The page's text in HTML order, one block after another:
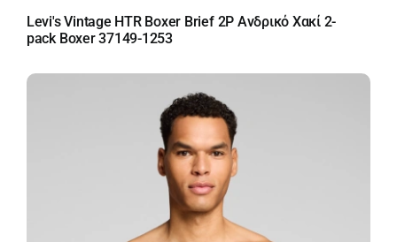
Levi's Vintage HTR Boxer Brief 2P Ανδρικό Χακί 2-
pack Boxer 37149-1253